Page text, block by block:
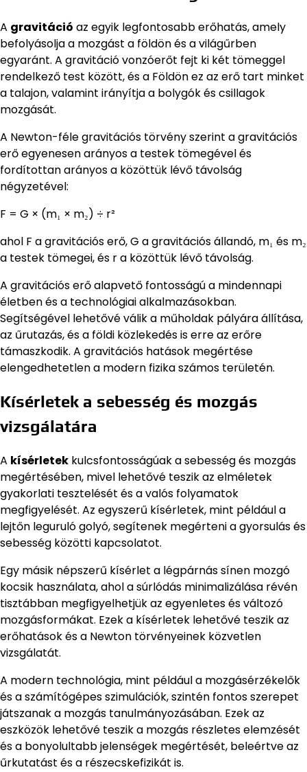
A gravitáció az egyik legfontosabb erőhatás, amely
befolyásolja a mozgást a földön és a világűrben
egyaránt. A gravitáció vonzóerőt fejt ki két tömeggel
rendelkező test között, és a Földön ez az erő tart minket
a talajon, valamint irányítja a bolygók és csillagok
mozgását.
A Newton-féle gravitációs törvény szerint a gravitációs
erő egyenesen arányos a testek tömegével és
fordítottan arányos a közöttük lévő távolság
négyzetével:
F = G × (m₁ × m₂) ÷ r²
ahol F a gravitációs erő, G a gravitációs állandó, m₁ és m₂
a testek tömegei, és r a közöttük lévő távolság.
A gravitációs erő alapvető fontosságú a mindennapi
életben és a technológiai alkalmazásokban.
Segítségével lehetővé válik a műholdak pályára állítása,
az űrutazás, és a földi közlekedés is erre az erőre
támaszkodik. A gravitációs hatások megértése
elengedhetetlen a modern fizika számos területén.
Kísérletek a sebesség és mozgás
vizsgálatára
A kísérletek kulcsfontosságúak a sebesség és mozgás
megértésében, mivel lehetővé teszik az elméletek
gyakorlati tesztelését és a valós folyamatok
megfigyelését. Az egyszerű kísérletek, mint például a
lejtőn leguruló golyó, segítenek megérteni a gyorsulás és
sebesség közötti kapcsolatot.
Egy másik népszerű kísérlet a légpárnás sínen mozgó
kocsik használata, ahol a súrlódás minimalizálása révén
tisztábban megfigyelhetjük az egyenletes és változó
mozgásformákat. Ezek a kísérletek lehetővé teszik az
erőhatások és a Newton törvényeinek közvetlen
vizsgálatát.
A modern technológia, mint például a mozgásérzékelők
és a számítógépes szimulációk, szintén fontos szerepet
játszanak a mozgás tanulmányozásában. Ezek az
eszközök lehetővé teszik a mozgás részletes elemzését
és a bonyolultabb jelenségek megértését, beleértve az
űrkutatást és a részecskefizikát is.